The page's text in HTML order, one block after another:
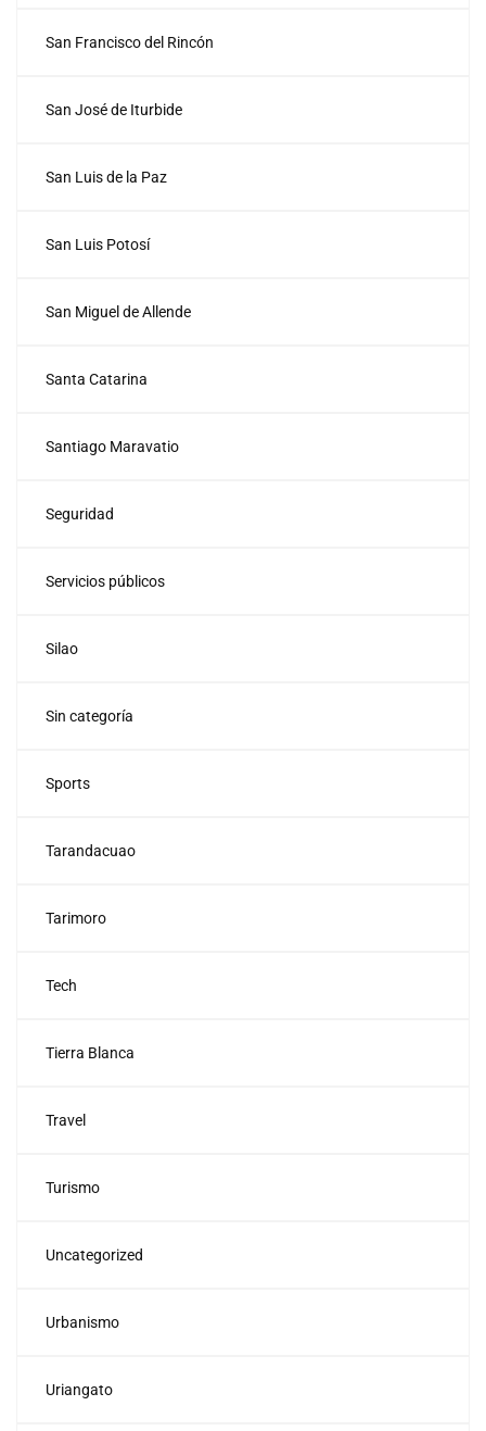
San Francisco del Rincón
San José de Iturbide
San Luis de la Paz
San Luis Potosí
San Miguel de Allende
Santa Catarina
Santiago Maravatio
Seguridad
Servicios públicos
Silao
Sin categoría
Sports
Tarandacuao
Tarimoro
Tech
Tierra Blanca
Travel
Turismo
Uncategorized
Urbanismo
Uriangato